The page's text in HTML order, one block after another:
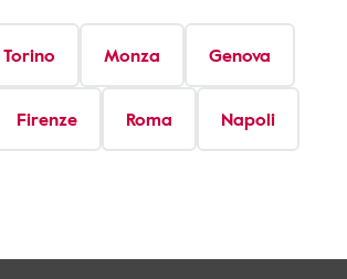
Torino Monza Genova
Firenze Roma Napoli